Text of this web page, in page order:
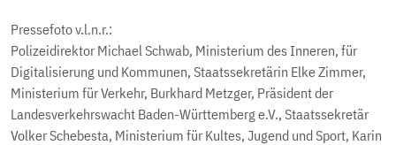
Pressefoto v.l.n.r.:
Polizeidirektor Michael Schwab, Ministerium des Inneren, für
Digitalisierung und Kommunen, Staatssekretärin Elke Zimmer,
Ministerium für Verkehr, Burkhard Metzger, Präsident der
Landesverkehrswacht Baden-Württemberg e.V., Staatssekretär
Volker Schebesta, Ministerium für Kultes, Jugend und Sport, Karin